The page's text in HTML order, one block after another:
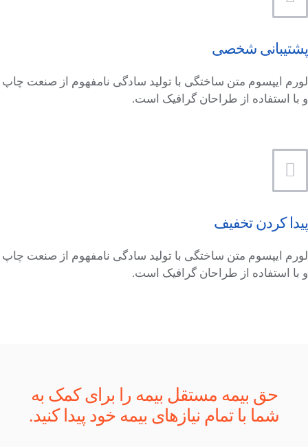
پشتیبانی شخصی
لورم ایپسوم متن ساختگی با تولید سادگی نامفهوم از صنعت چاپ
و با استفاده از طراحان گرافیک است.
پیدا کردن تخفیف
لورم ایپسوم متن ساختگی با تولید سادگی نامفهوم از صنعت چاپ
و با استفاده از طراحان گرافیک است.
حق بیمه مستقل بیمه را برای کمک به
شما با تمام نیازهای بیمه خود پیدا کنید.